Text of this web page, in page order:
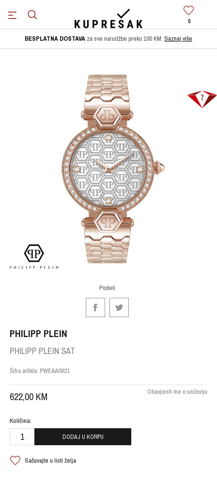
0
BESPLATNA DOSTAVA za sve narudžbe preko 100 KM. Saznaj više
Podeli
PHILIPP PLEIN
PHILIPP PLEIN SAT
Šifra artikla: PWEAA0821
622,00 KM Obavijesti me o sniženju
Količina:
DODAJ U KORPU
Sačuvajte u listi želja